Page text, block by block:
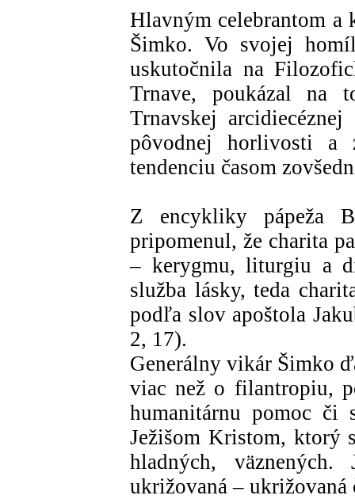
Hlavným celebrantom a
Šimko. Vo svojej
uskutočnila na
Trnave, poukázal na
Trnavskej
pôvodnej horlivosti a
tendenciu časom
Z encykliky pápeža
pripomenul, že charita
– kerygmu, liturgiu a
služba lásky, teda
podľa slov apoštola
2, 17).
Generálny vikár Šimko
viac než o filantropiu,
humanitárnu pomoc či
Ježišom Kristom, ktorý
hladných,
ukrižovaná –